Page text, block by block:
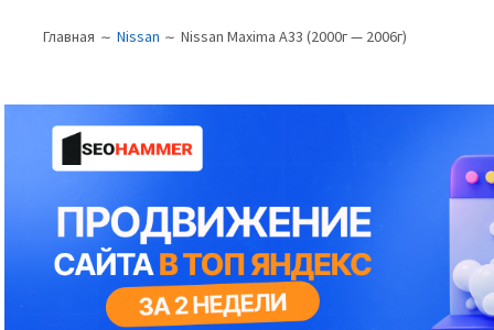
МЕНЮ
САЙТЕ
(ХЛЕБНЫЕ
КРОШКИ)
Главная Nissan Nissan Maxima A33 (2000г — 2006г)